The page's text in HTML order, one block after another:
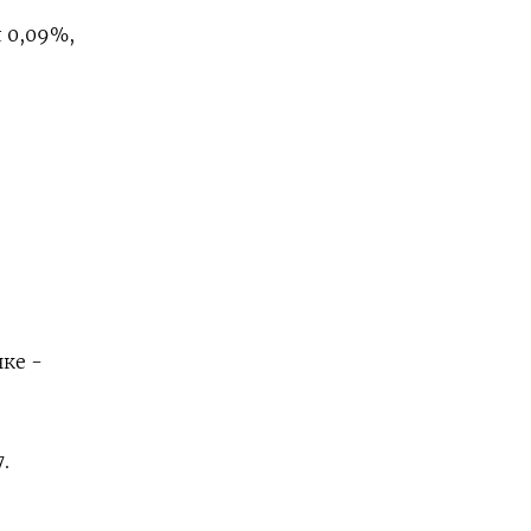
0,09%,
-